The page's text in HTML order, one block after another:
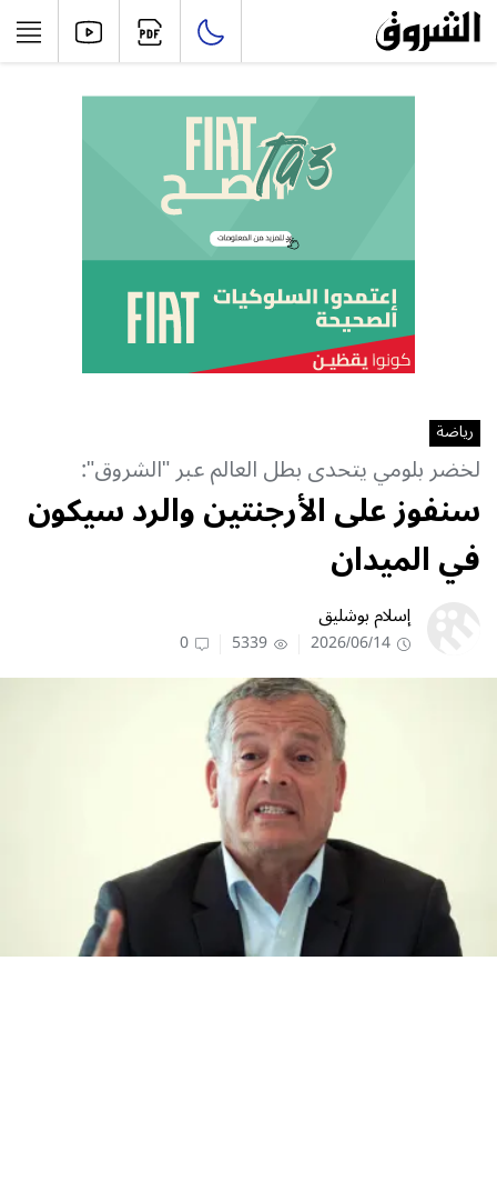
رياضة
لخضر بلومي يتحدى بطل العالم عبر "الشروق":
سنفوز على الأرجنتين والرد سيكون
في الميدان
إسلام بوشليق
2026/06/14
5339
0